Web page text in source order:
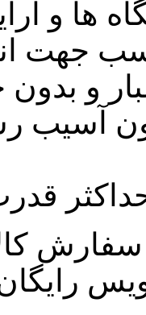
ها و
جهت
و
آسیب
حداکثر
کالا: